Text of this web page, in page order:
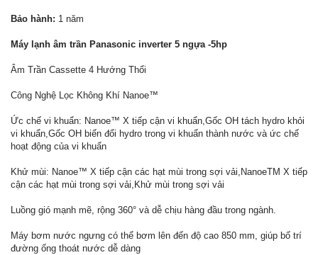
Bảo hành: 1 năm
Máy lạnh âm trần Panasonic inverter 5 ngựa -5hp
Âm Trần Cassette 4 Hướng Thổi
Công Nghệ Lọc Không Khí Nanoe™
Ức chế vi khuẩn: Nanoe™ X tiếp cận vi khuẩn,Gốc OH tách hydro khỏi
vi khuẩn,Gốc OH biến đổi hydro trong vi khuẩn thành nước và ức chế
hoạt động của vi khuẩn
Khử mùi: Nanoe™ X tiếp cận các hạt mùi trong sợi vải,NanoeTM X tiếp
cận các hạt mùi trong sợi vải,Khử mùi trong sợi vải
Luồng gió mạnh mẽ, rộng 360° và dễ chịu hàng đầu trong ngành.
Máy bơm nước ngưng có thể bơm lên đến độ cao 850 mm, giúp bố trí
đường ống thoát nước dễ dàng